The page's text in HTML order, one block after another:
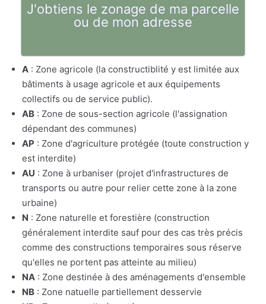
J'obtiens le zonage de ma parcelle
ou de mon adresse
A : Zone agricole (la constructiblité y est limitée aux
bâtiments à usage agricole et aux équipements
collectifs ou de service public).
AB : Zone de sous-section agricole (l'assignation
dépendant des communes)
AP : Zone d'agriculture protégée (toute construction y
est interdite)
AU : Zone à urbaniser (projet d'infrastructures de
transports ou autre pour relier cette zone à la zone
urbaine)
N : Zone naturelle et forestière (construction
généralement interdite sauf pour des cas très précis
comme des constructions temporaires sous réserve
qu'elles ne portent pas atteinte au milieu)
NA : Zone destinée à des aménagements d'ensemble
NB : Zone natuelle partiellement desservie